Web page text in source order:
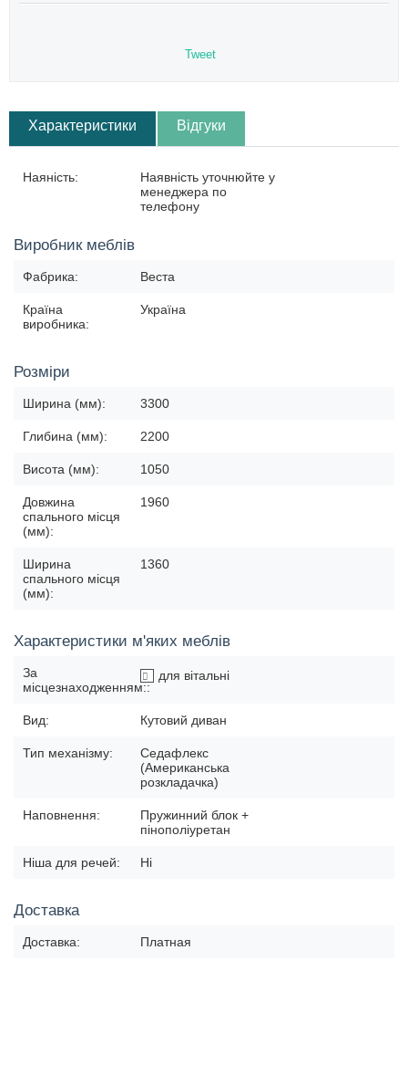
Tweet
Характеристики Відгуки
Наяність:
Наявність уточнюйте у
менеджера по
телефону
Виробник меблів
Фабрика: Веста
Країна
виробника:
Україна
Розміри
Ширина (мм): 3300
Глибина (мм): 2200
Висота (мм): 1050
Довжина
спального місця
(мм):
1960
Ширина
спального місця
(мм):
1360
Характеристики м'яких меблів
За
місцезнаходженням::
для вітальні
Вид: Кутовий диван
Тип механізму:
Седафлекс
(Американська
розкладачка)
Наповнення:
Пружинний блок +
пінополіуретан
Ніша для речей: Ні
Доставка
Доставка: Платная